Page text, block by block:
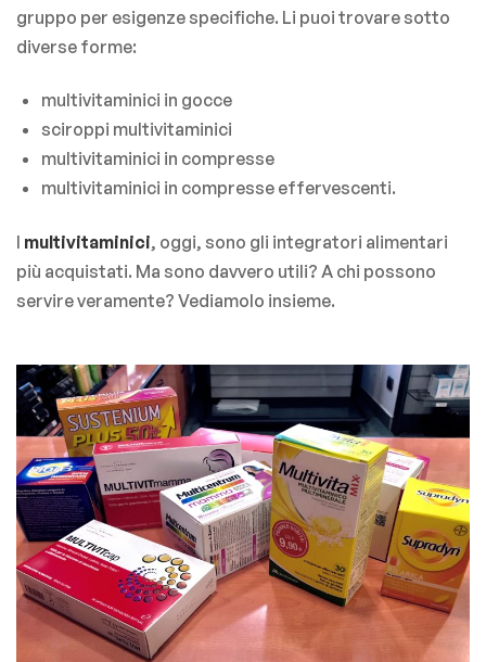
gruppo per esigenze specifiche. Li puoi trovare sotto
diverse forme:
multivitaminici in gocce
sciroppi multivitaminici
multivitaminici in compresse
multivitaminici in compresse effervescenti.
I multivitaminici, oggi, sono gli integratori alimentari
più acquistati. Ma sono davvero utili? A chi possono
servire veramente? Vediamolo insieme.